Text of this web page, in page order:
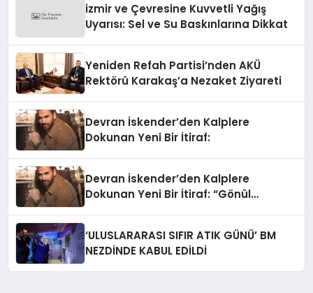
izmir ve Çevresine Kuvvetli Yağış
Uyarısı: Sel ve Su Baskınlarına Dikkat
Yeniden Refah Partisi’nden AKÜ
Rektörü Karakaş’a Nezaket Ziyareti
Devran İskender’den Kalplere
Dokunan Yeni Bir İtiraf:
Devran İskender’den Kalplere
Dokunan Yeni Bir İtiraf: “Gönül
‘ULUSLARARASI SIFIR ATIK GÜNÜ’ BM
NEZDİNDE KABUL EDİLDİ